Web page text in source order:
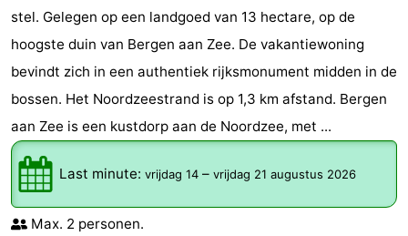
stel. Gelegen op een landgoed van 13 hectare, op de
hoogste duin van Bergen aan Zee. De vakantiewoning
bevindt zich in een authentiek rijksmonument midden in de
bossen. Het Noordzeestrand is op 1,3 km afstand. Bergen
aan Zee is een kustdorp aan de Noordzee, met ...
Last minute: vrijdag 14 – vrijdag 21 augustus 2026
Max. 2 personen.